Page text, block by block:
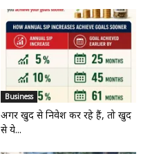
Business
अगर खुद से निवेश कर रहे हैं, तो खुद
से ये...